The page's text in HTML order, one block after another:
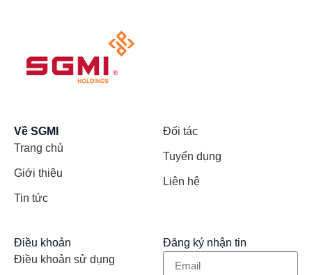
Về SGMI
Trang chủ
Giới thiệu
Tin tức
Đối tác
Tuyển dụng
Liên hệ
Điều khoản
Điều khoản sử dụng
Đăng ký nhận tin